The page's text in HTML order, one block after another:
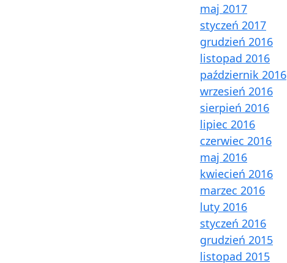
maj 2017
styczeń 2017
grudzień 2016
listopad 2016
październik 2016
wrzesień 2016
sierpień 2016
lipiec 2016
czerwiec 2016
maj 2016
kwiecień 2016
marzec 2016
luty 2016
styczeń 2016
grudzień 2015
listopad 2015